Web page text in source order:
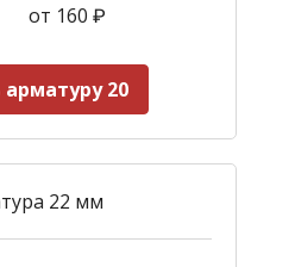
от 160 ₽
арматуру 20
22 мм